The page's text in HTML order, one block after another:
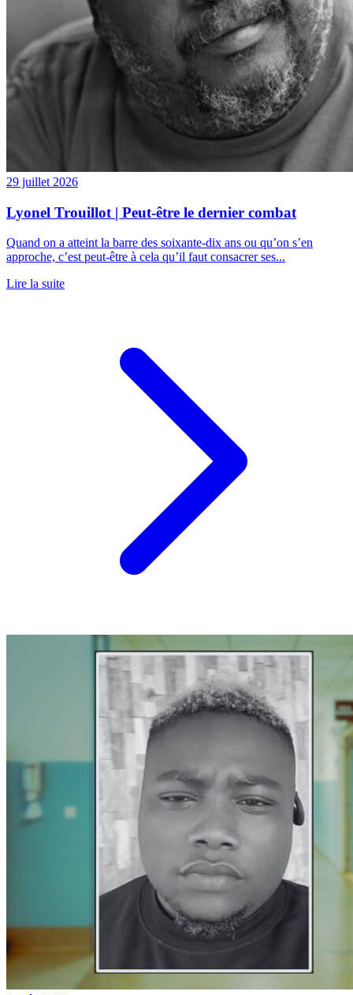
29 juillet 2026
Lyonel Trouillot | Peut-être le dernier combat
Quand on a atteint la barre des soixante-dix ans ou qu’on s’en
approche, c’est peut-être à cela qu’il faut consacrer ses...
Lire la suite